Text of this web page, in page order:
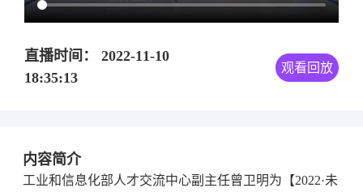
直播时间： 2022-11-10
18:35:13
观看回放
内容简介
工业和信息化部人才交流中心副主任曾卫明为【2022·未